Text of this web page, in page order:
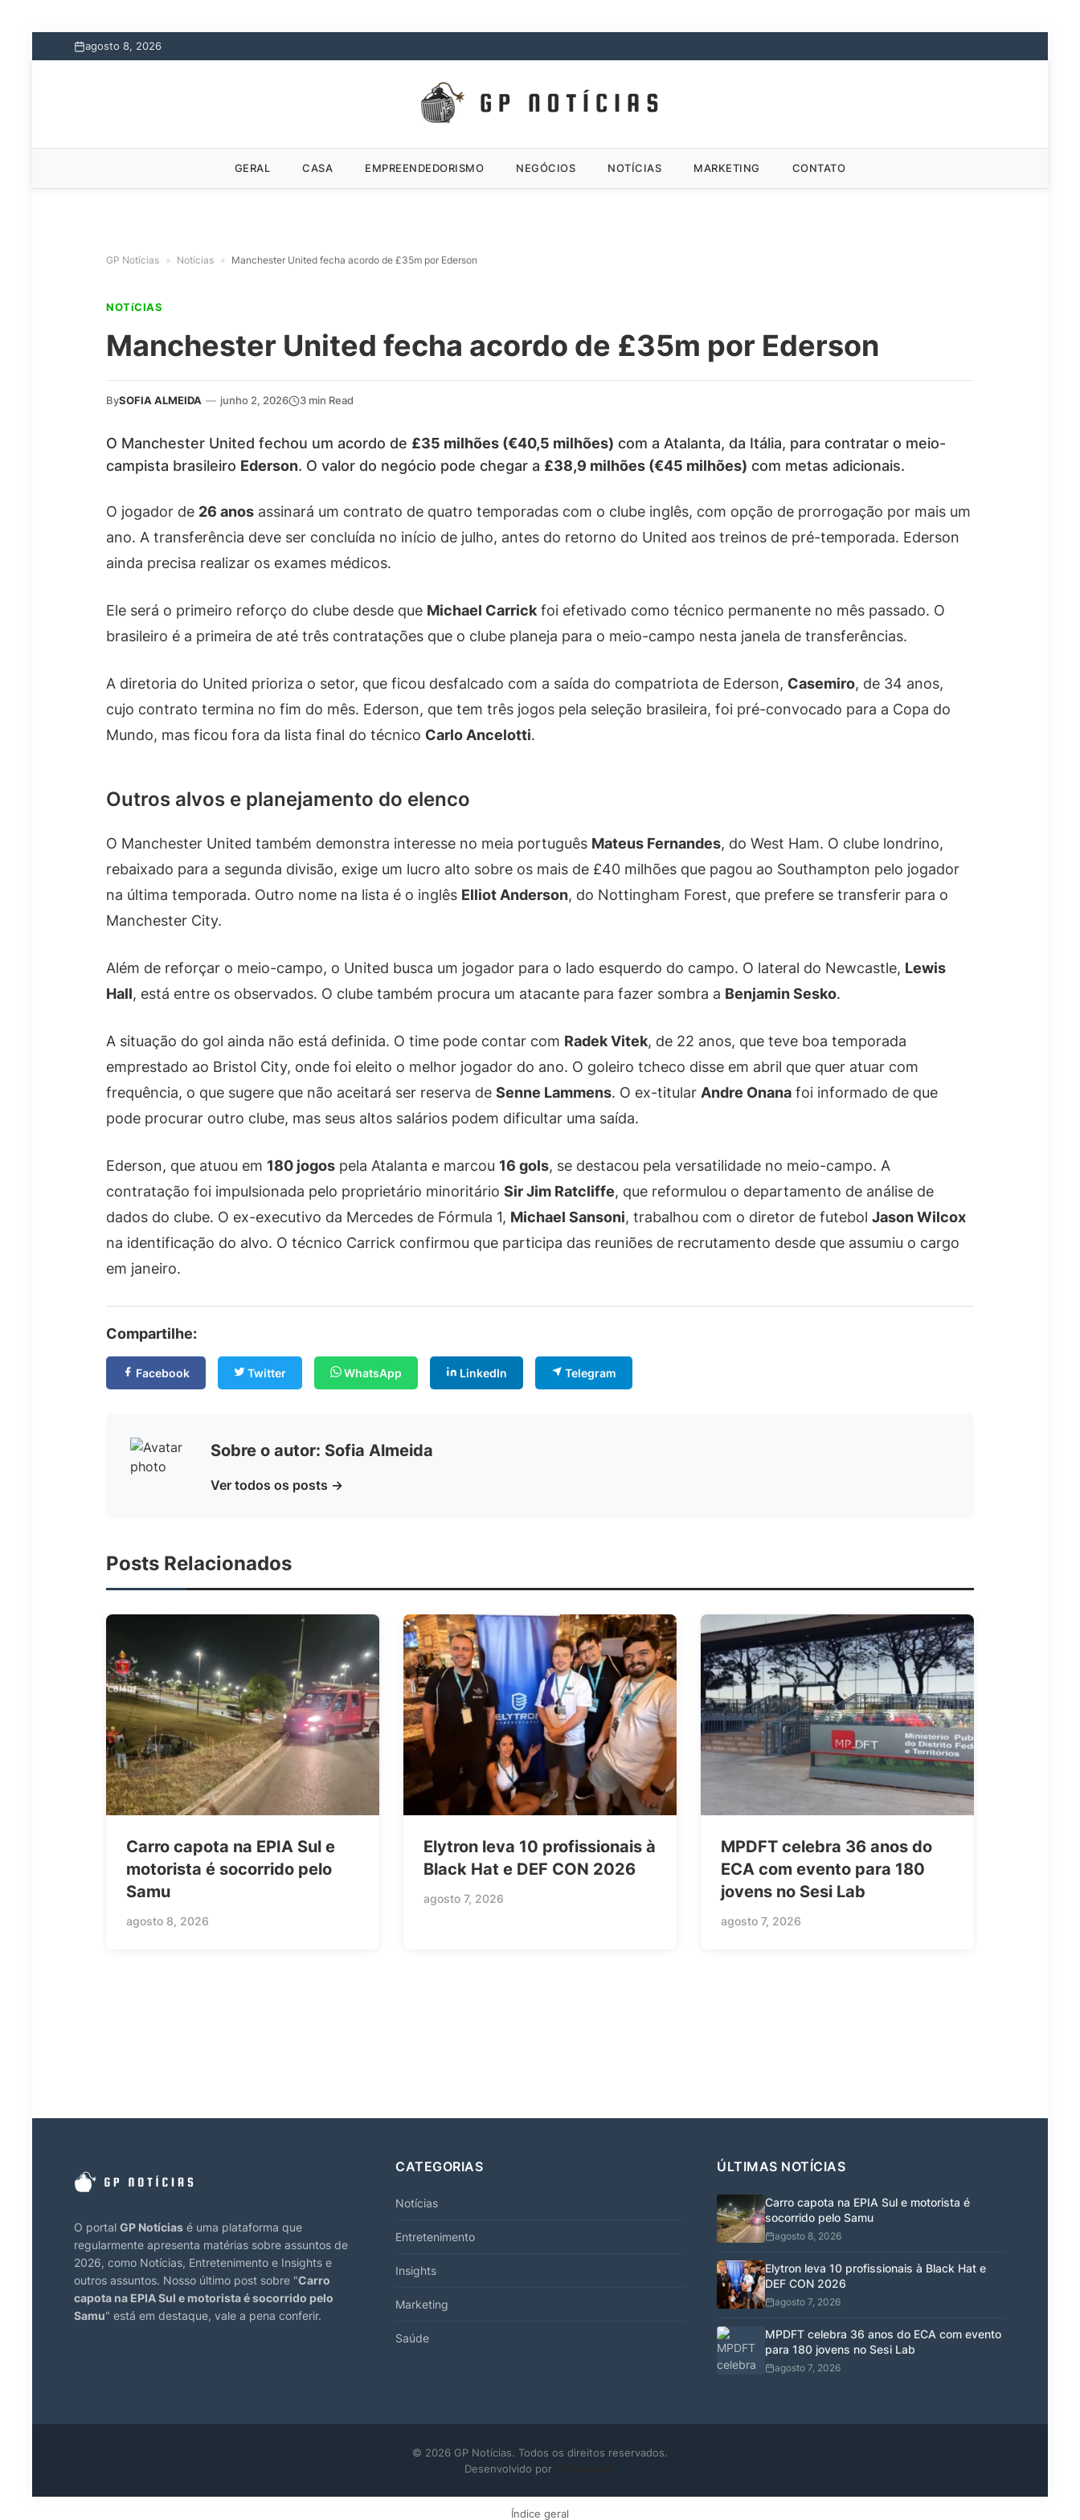
agosto 8, 2026
GERAL CASA EMPREENDEDORISMO NEGÓCIOS NOTÍCIAS MARKETING CONTATO
GP Notícias » Notícias » Manchester United fecha acordo de £35m por Ederson
NOTíCIAS
Manchester United fecha acordo de £35m por Ederson
BySOFIA ALMEIDA — junho 2, 2026 3 min Read
O Manchester United fechou um acordo de £35 milhões (€40,5 milhões) com a Atalanta, da Itália, para contratar o meio-
campista brasileiro Ederson. O valor do negócio pode chegar a £38,9 milhões (€45 milhões) com metas adicionais.
O jogador de 26 anos assinará um contrato de quatro temporadas com o clube inglês, com opção de prorrogação por mais um
ano. A transferência deve ser concluída no início de julho, antes do retorno do United aos treinos de pré-temporada. Ederson
ainda precisa realizar os exames médicos.
Ele será o primeiro reforço do clube desde que Michael Carrick foi efetivado como técnico permanente no mês passado. O
brasileiro é a primeira de até três contratações que o clube planeja para o meio-campo nesta janela de transferências.
A diretoria do United prioriza o setor, que ficou desfalcado com a saída do compatriota de Ederson, Casemiro, de 34 anos,
cujo contrato termina no fim do mês. Ederson, que tem três jogos pela seleção brasileira, foi pré-convocado para a Copa do
Mundo, mas ficou fora da lista final do técnico Carlo Ancelotti.
Outros alvos e planejamento do elenco
O Manchester United também demonstra interesse no meia português Mateus Fernandes, do West Ham. O clube londrino,
rebaixado para a segunda divisão, exige um lucro alto sobre os mais de £40 milhões que pagou ao Southampton pelo jogador
na última temporada. Outro nome na lista é o inglês Elliot Anderson, do Nottingham Forest, que prefere se transferir para o
Manchester City.
Além de reforçar o meio-campo, o United busca um jogador para o lado esquerdo do campo. O lateral do Newcastle, Lewis
Hall, está entre os observados. O clube também procura um atacante para fazer sombra a Benjamin Sesko.
A situação do gol ainda não está definida. O time pode contar com Radek Vitek, de 22 anos, que teve boa temporada
emprestado ao Bristol City, onde foi eleito o melhor jogador do ano. O goleiro tcheco disse em abril que quer atuar com
frequência, o que sugere que não aceitará ser reserva de Senne Lammens. O ex-titular Andre Onana foi informado de que
pode procurar outro clube, mas seus altos salários podem dificultar uma saída.
Ederson, que atuou em 180 jogos pela Atalanta e marcou 16 gols, se destacou pela versatilidade no meio-campo. A
contratação foi impulsionada pelo proprietário minoritário Sir Jim Ratcliffe, que reformulou o departamento de análise de
dados do clube. O ex-executivo da Mercedes de Fórmula 1, Michael Sansoni, trabalhou com o diretor de futebol Jason Wilcox
na identificação do alvo. O técnico Carrick confirmou que participa das reuniões de recrutamento desde que assumiu o cargo
em janeiro.
Compartilhe:
Facebook Twitter WhatsApp LinkedIn Telegram
Sobre o autor: Sofia Almeida
Ver todos os posts →
Posts Relacionados
Carro capota na EPIA Sul e
motorista é socorrido pelo
Samu
agosto 8, 2026
Elytron leva 10 profissionais à
Black Hat e DEF CON 2026
agosto 7, 2026
MPDFT celebra 36 anos do
ECA com evento para 180
jovens no Sesi Lab
agosto 7, 2026
O portal GP Notícias é uma plataforma que
regularmente apresenta matérias sobre assuntos de
2026, como Notícias, Entretenimento e Insights e
outros assuntos. Nosso último post sobre "Carro
capota na EPIA Sul e motorista é socorrido pelo
Samu" está em destaque, vale a pena conferir.
CATEGORIAS
Notícias
Entretenimento
Insights
Marketing
Saúde
ÚLTIMAS NOTÍCIAS
Carro capota na EPIA Sul e motorista é
socorrido pelo Samu
agosto 8, 2026
Elytron leva 10 profissionais à Black Hat e
DEF CON 2026
agosto 7, 2026
MPDFT celebra 36 anos do ECA com evento
para 180 jovens no Sesi Lab
agosto 7, 2026
© 2026 GP Notícias. Todos os direitos reservados.
Desenvolvido por
Índice geral